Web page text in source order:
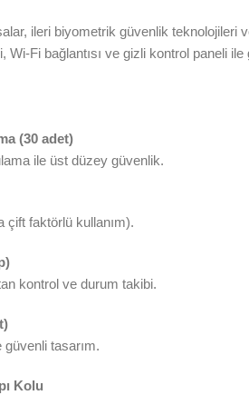
ileri biyometrik güvenlik teknolojileri
Wi-Fi bağlantısı ve gizli kontrol paneli
(30 adet)
ile üst düzey güvenlik.
çift faktörlü kullanım).
kontrol ve durum takibi.
güvenli tasarım.
Kolu